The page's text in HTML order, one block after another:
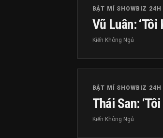
BẬT MÍ SHOWBIZ 24H
Vũ Luân:
Kiến Không Ngủ
BẬT MÍ SHOWBIZ 24H
Thái San:
Kiến Không Ngủ